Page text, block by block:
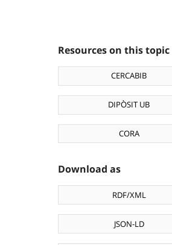
Resources on this topic
CERCABIB
DIPÒSIT UB
CORA
Download as
RDF/XML
JSON-LD